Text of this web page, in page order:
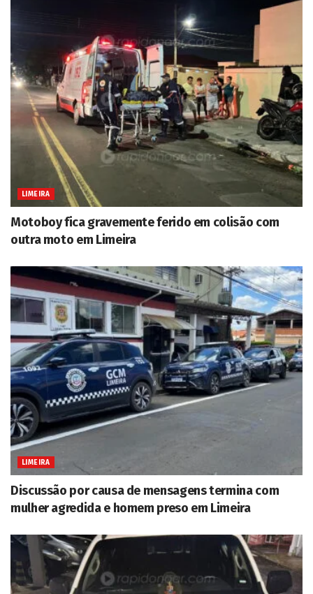
LIMEIRA
Motoboy fica gravemente ferido em colisão com
outra moto em Limeira
LIMEIRA
Discussão por causa de mensagens termina com
mulher agredida e homem preso em Limeira